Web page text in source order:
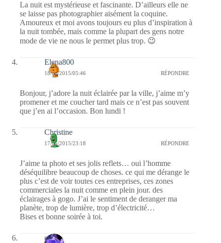
La nuit est mystérieuse et fascinante. D’ailleurs elle ne
se laisse pas photographier aisément la coquine.
Amoureux et moi avons toujours eu plus d’inspiration à
la nuit tombée, mais comme la plupart des gens notre
mode de vie ne nous le permet plus trop. 😉
Elena800
18/05/2015/05:46 RÉPONDRE
Bonjour, j’adore la nuit éclairée par la ville, j’aime m’y
promener et me coucher tard mais ce n’est pas souvent
que j’en ai l’occasion. Bon lundi !
Christine
17/05/2015/23:18 RÉPONDRE
J’aime ta photo et ses jolis reflets… oui l’homme
déséquilibre beaucoup de choses. ce qui me dérange le
plus c’est de voir toutes ces entreprises, ces zones
commerciales la nuit comme en plein jour. des
éclairages à gogo. J’ai le sentiment de deranger ma
planète, trop de lumière, trop d’électricité…
Bises et bonne soirée à toi.
covix